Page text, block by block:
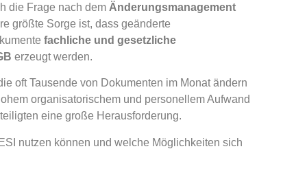
die Frage nach dem Änderungsmanagement
größte Sorge ist, dass geänderte
fachliche und gesetzliche
erzeugt werden.
oft Tausende von Dokumenten im Monat ändern
organisatorischem und personellem Aufwand
eine große Herausforderung.
nutzen können und welche Möglichkeiten sich